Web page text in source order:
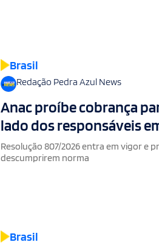
Brasil
Redação Pedra Azul News
Anac proíbe cobrança
lado dos responsáveis
Resolução 807/2026 entra em vigor e
descumprirem norma
Brasil